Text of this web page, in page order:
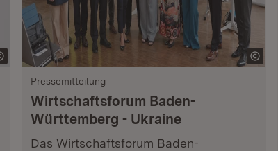
Pressemitteilung
Wirtschaftsforum Baden-
Württemberg - Ukraine
Das Wirtschaftsforum Baden-